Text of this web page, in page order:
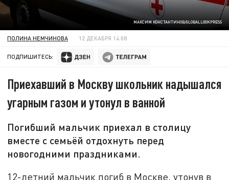
МАКСИМ КОНСТАНТИНОВ/GLOBALLOOKPRESS
ПОЛИНА НЕМЧИНОВА 12 ДЕКАБРЯ 14:08
ПОДПИШИТЕСЬ:
Приехавший в Москву школьник надышался
угарным газом и утонул в ванной
Погибший мальчик приехал в столицу
вместе с семьёй отдохнуть перед
новогодними праздниками.
12-летний мальчик погиб в Москве, утонув в